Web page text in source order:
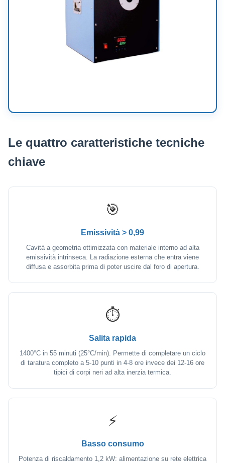
Le quattro caratteristiche tecniche
chiave
🎯
Emissività > 0,99
Cavità a geometria ottimizzata con materiale interno ad alta
emissività intrinseca. La radiazione esterna che entra viene
diffusa e assorbita prima di poter uscire dal foro di apertura.
⏱️
Salita rapida
1400°C in 55 minuti (25°C/min). Permette di completare un ciclo
di taratura completo a 5-10 punti in 4-8 ore invece dei 12-16 ore
tipici di corpi neri ad alta inerzia termica.
⚡
Basso consumo
Potenza di riscaldamento 1,2 kW: alimentazione su rete elettrica